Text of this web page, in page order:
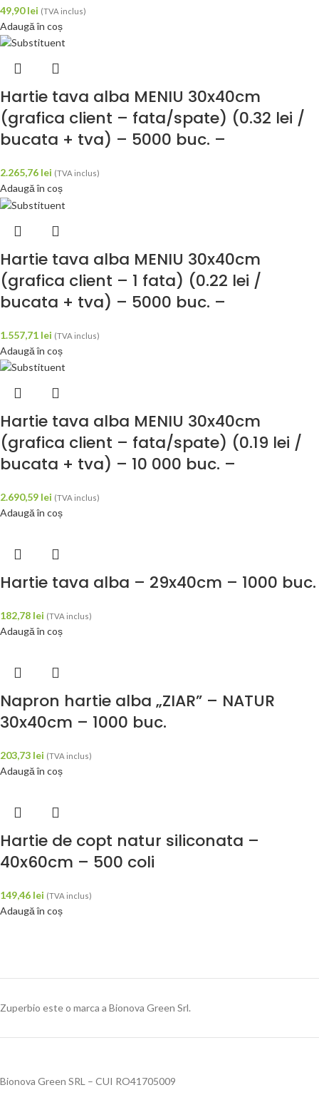
49,90lei (TVA inclus)
Adaugă în coș
Hartie tava alba MENIU 30x40cm
(grafica client – fata/spate) (0.32 lei /
bucata + tva) – 5000 buc. –
2.265,76 lei (TVA inclus)
Adaugă în coș
Hartie tava alba MENIU 30x40cm
(grafica client – 1 fata) (0.22 lei /
bucata + tva) – 5000 buc. –
1.557,71 lei (TVA inclus)
Adaugă în coș
Hartie tava alba MENIU 30x40cm
(grafica client – fata/spate) (0.19 lei /
bucata + tva) – 10 000 buc. –
2.690,59 lei (TVA inclus)
Adaugă în coș
Hartie tava alba – 29x40cm – 1000 buc.
182,78 lei (TVA inclus)
Adaugă în coș
Napron hartie alba „ZIAR” – NATUR
30x40cm – 1000 buc.
203,73 lei (TVA inclus)
Adaugă în coș
Hartie de copt natur siliconata –
40x60cm – 500 coli
149,46 lei (TVA inclus)
Adaugă în coș
Zuperbio este o marca a Bionova Green Srl.
Bionova Green SRL – CUI RO41705009